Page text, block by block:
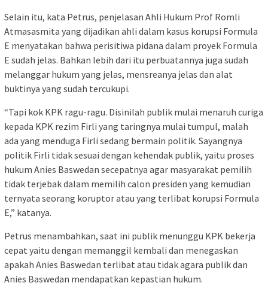
Selain itu, kata Petrus, penjelasan Ahli Hukum Prof Romli
Atmasasmita yang dijadikan ahli dalam kasus korupsi Formula
E menyatakan bahwa perisitiwa pidana dalam proyek Formula
E sudah jelas. Bahkan lebih dari itu perbuatannya juga sudah
melanggar hukum yang jelas, mensreanya jelas dan alat
buktinya yang sudah tercukupi.
“Tapi kok KPK ragu-ragu. Disinilah publik mulai menaruh curiga
kepada KPK rezim Firli yang taringnya mulai tumpul, malah
ada yang menduga Firli sedang bermain politik. Sayangnya
politik Firli tidak sesuai dengan kehendak publik, yaitu proses
hukum Anies Baswedan secepatnya agar masyarakat pemilih
tidak terjebak dalam memilih calon presiden yang kemudian
ternyata seorang koruptor atau yang terlibat korupsi Formula
E,” katanya.
Petrus menambahkan, saat ini publik menunggu KPK bekerja
cepat yaitu dengan memanggil kembali dan menegaskan
apakah Anies Baswedan terlibat atau tidak agara publik dan
Anies Baswedan mendapatkan kepastian hukum.